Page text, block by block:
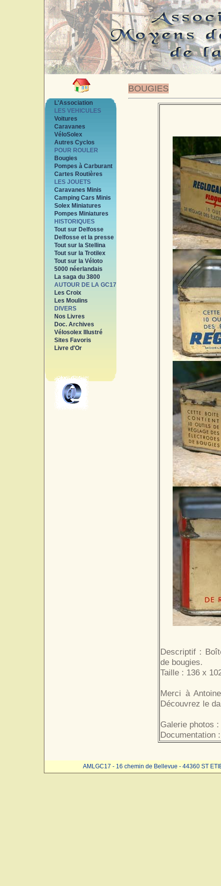
BOUGIES
L'Association
LES VEHICULES
Voitures
Caravanes
VéloSolex
Autres Cyclos
POUR ROULER
Bougies
Pompes à Carburant
Cartes Routières
LES JOUETS
Caravanes Minis
Camping Cars Minis
Solex Miniatures
Pompes Miniatures
HISTORIQUES
Tout sur Delfosse
Delfosse et la presse
Tout sur la Stellina
Tout sur la Trotilex
Tout sur la Véloto
5000 néerlandais
La saga du 3800
AUTOUR DE LA GC17
Les Croix
Les Moulins
DIVERS
Nos Livres
Doc. Archives
Vélosolex Illustré
Sites Favoris
Livre d'Or
Descriptif :
de bougies.
Taille : 136 x
Merci à
Découvrez le
Galerie photos :
Documentation
AMLGC17 - 16 chemin de Bellevue - 44360 ST